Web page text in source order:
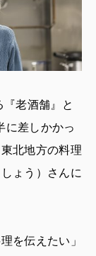
老酒舗』と
に差しかかっ
北地方の料理
ょう）さんに
を伝えたい」